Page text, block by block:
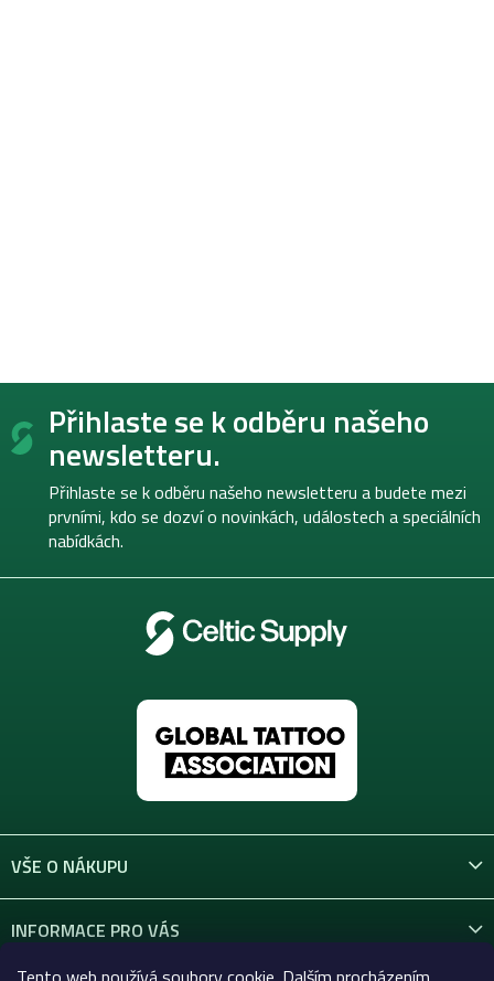
Z
Přihlaste se k odběru našeho
newsletteru.
Přihlaste se k odběru našeho newsletteru a budete mezi
prvními, kdo se dozví o novinkách, událostech a speciálních
nabídkách.
VŠE O NÁKUPU
INFORMACE PRO VÁS